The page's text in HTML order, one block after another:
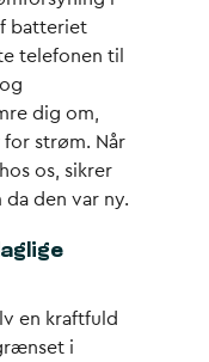
batteriet
telefonen til
dig om,
strøm. Når
os, sikrer
den var ny.
en kraftfuld
i